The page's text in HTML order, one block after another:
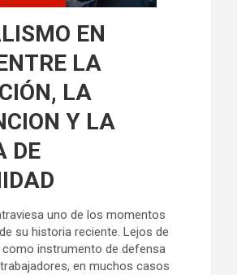
EN
LA
LA
Y LA
DE
uno de los momentos
su historia reciente. Lejos de
como instrumento de defensa
en muchos casos